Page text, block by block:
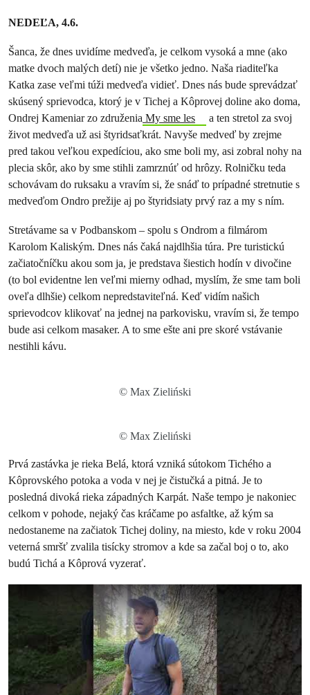
NEDEĽA, 4.6.
Šanca, že dnes uvidíme medveďa, je celkom vysoká a mne (ako
matke dvoch malých detí) nie je všetko jedno. Naša riaditeľka
Katka zase veľmi túži medveďa vidieť. Dnes nás bude sprevádzať
skúsený sprievodca, ktorý je v Tichej a Kôprovej doline ako doma,
Ondrej Kameniar zo združenia My sme les
a ten stretol za svoj
život medveďa už asi štyridsaťkrát. Navyše medveď by zrejme
pred takou veľkou expedíciou, ako sme boli my, asi zobral nohy na
plecia skôr, ako by sme stihli zamrznúť od hrôzy. Rolničku teda
schovávam do ruksaku a vravím si, že snáď to prípadné stretnutie s
medveďom Ondro prežije aj po štyridsiaty prvý raz a my s ním.
Stretávame sa v Podbanskom – spolu s Ondrom a filmárom
Karolom Kaliským. Dnes nás čaká najdlhšia túra. Pre turistickú
začiatočníčku akou som ja, je predstava šiestich hodín v divočine
(to bol evidentne len veľmi mierny odhad, myslím, že sme tam boli
oveľa dlhšie) celkom nepredstaviteľná. Keď vidím našich
sprievodcov klikovať na jednej na parkovisku, vravím si, že tempo
bude asi celkom masaker. A to sme ešte ani pre skoré vstávanie
nestihli kávu.
© Max Zieliński
© Max Zieliński
Prvá zastávka je rieka Belá, ktorá vzniká sútokom Tichého a
Kôprovského potoka a voda v nej je čistučká a pitná. Je to
posledná divoká rieka západných Karpát. Naše tempo je nakoniec
celkom v pohode, nejaký čas kráčame po asfaltke, až kým sa
nedostaneme na začiatok Tichej doliny, na miesto, kde v roku 2004
veterná smršť zvalila tisícky stromov a kde sa začal boj o to, ako
budú Tichá a Kôprová vyzerať.